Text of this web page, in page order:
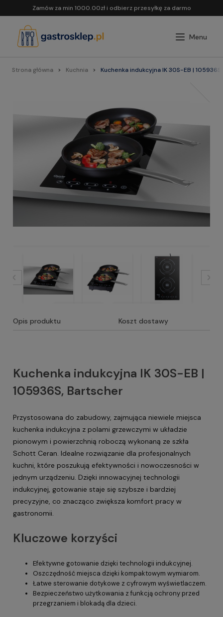
Zamów za min 1000.00zł i odbierz przesyłkę za darmo
Strona główna Kuchnia Kuchenka indukcyjna IK 30S-EB |
Opis produktu Koszt dostawy
Kuchenka indukcyjna IK 30S-EB |
105936S, Bartscher
Przystosowana do zabudowy, zajmująca niewiele miejsca
kuchenka indukcyjna z polami grzewczymi w układzie
pionowym i powierzchnią roboczą wykonaną ze szkła
Schott Ceran. Idealne rozwiązanie dla profesjonalnych
kuchni, które poszukują efektywności i nowoczesności w
jednym urządzeniu. Dzięki innowacyjnej technologii
indukcyjnej, gotowanie staje się szybsze i bardziej
precyzyjne, co znacząco zwiększa komfort pracy w
gastronomii.
Kluczowe korzyści
Efektywne gotowanie dzięki technologii indukcyjnej.
Oszczędność miejsca dzięki kompaktowym wymiarom.
Łatwe sterowanie dotykowe z cyfrowym wyświetlaczem.
Bezpieczeństwo użytkowania z funkcją ochrony przed
przegrzaniem i blokadą dla dzieci.